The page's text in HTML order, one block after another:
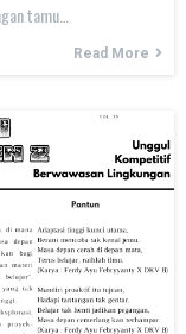
tamu…
Read More